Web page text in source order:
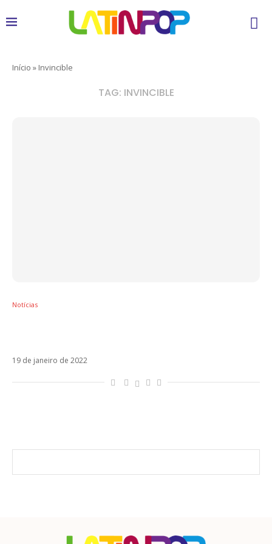
Início » Invincible
TAG: INVINCIBLE
Notícias
19 de janeiro de 2022